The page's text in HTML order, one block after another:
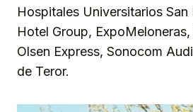
Hospitales Universitarios San
Hotel Group, ExpoMeloneras,
Olsen Express, Sonocom
de Teror.